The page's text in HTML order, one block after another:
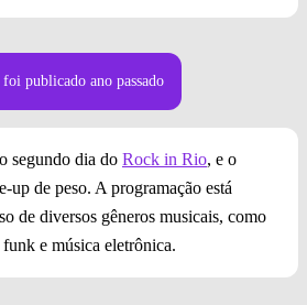
foi publicado ano passado
segundo dia do Rock in Rio, e o
up de peso. A programação está
de diversos gêneros musicais, como
e música eletrônica.